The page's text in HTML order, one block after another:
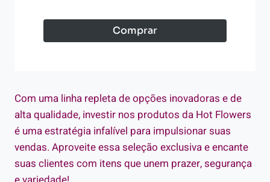
Comprar
Com uma linha repleta de opções inovadoras e de
alta qualidade, investir nos produtos da Hot Flowers
é uma estratégia infalível para impulsionar suas
vendas. Aproveite essa seleção exclusiva e encante
suas clientes com itens que unem prazer, segurança